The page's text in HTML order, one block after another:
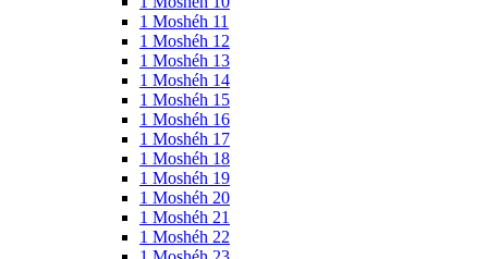
1 Moshéh 11
1 Moshéh 12
1 Moshéh 13
1 Moshéh 14
1 Moshéh 15
1 Moshéh 16
1 Moshéh 17
1 Moshéh 18
1 Moshéh 19
1 Moshéh 20
1 Moshéh 21
1 Moshéh 22